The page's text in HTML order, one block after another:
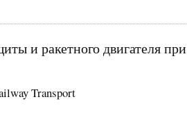
и ракетного двигателя при
Transport